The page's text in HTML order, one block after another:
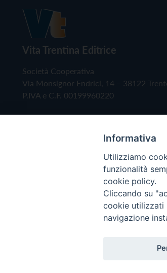
Vita Trentina Editrice
Società Cooperativa
Via Monsignor Endrici, 14 – 38122
P.IVA e C.F. 00199960220
Copyright © 2019 - Tutti i diritti
Informativa
Utilizziamo
funzionalità
cookie policy.
Cliccando su
cookie utilizzati
navigazione